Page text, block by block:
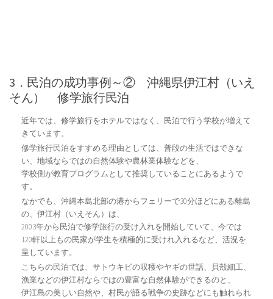
3．民泊の成功事例～② 沖縄県伊江村（いえ
そん） 修学旅行民泊
近年では、修学旅行をホテルではなく、民泊で行う学校が増えて
きています。
修学旅行民泊をすすめる理由としては、普段の生活ではできな
い、地域ならではの自然体験や農林業体験などを、
学校側が教育プログラムとして推奨していることにあるようで
す。
なかでも、沖縄本島北部の港からフェリーで30分ほどにある離島
の、伊江村（いえそん）は、
2003年から民泊で修学旅行の受け入れを開始していて、今では
120軒以上もの民家が学生を積極的に受けれ入れるなど、活況を
呈しています。
こちらの民泊では、サトウキビの収穫やヤギの世話、貝殻細工、
漁業などの伊江村ならではの豊富な自然体験ができるのと、
伊江島の美しい自然や、村民が語る戦争の史跡などにも触れられ